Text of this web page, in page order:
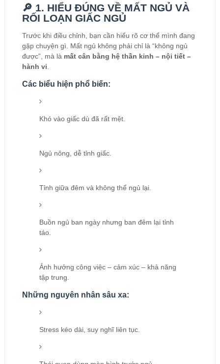
🔎 1. HIỂU ĐÚNG VỀ MẤT NGỦ VÀ
RỐI LOẠN GIẤC NGỦ
Trước khi điều chỉnh, bạn cần hiểu rõ cơ thể mình đang
gặp chuyện gì. Mất ngủ không phải chỉ là “không ngủ
được”, mà là mất cân bằng hệ thần kinh – nội tiết –
hành vi
Các biểu hiện phổ biến:
Khó vào giấc dù đã rất mệt.
Ngủ nông, dễ tỉnh giấc.
Tỉnh giữa đêm và không thể ngủ lại.
Buồn ngủ ban ngày nhưng ban đêm lại tỉnh
táo.
Ảnh hưởng công việc – cảm xúc – khả năng
tập trung.
Những nguyên nhân sâu xa:
Stress kéo dài, suy nghĩ liên tục.